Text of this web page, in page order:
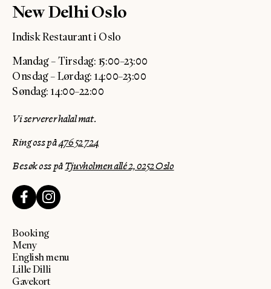
New Delhi Oslo
Indisk Restaurant i Oslo
Mandag – Tirsdag: 15:00–23:00
Onsdag – Lørdag: 14:00–23:00
Søndag: 14:00–22:00
Vi serverer halal mat.
Ring oss på476 52 724
Besøk oss påTjuvholmen allé 2, 0252 Oslo
Booking
Meny
English menu
Lille Dilli
Gavekort